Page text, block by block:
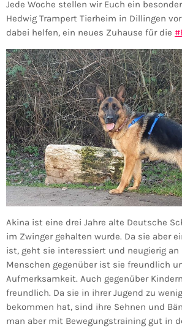
Jede Woche stellen wir Euch ein
Hedwig Trampert Tierheim in Dillingen
dabei helfen, ein neues Zuhause für die
Akina ist eine drei Jahre alte Deutsche
im Zwinger gehalten wurde. Da sie aber
ist, geht sie interessiert und neugierig an
Menschen gegenüber ist sie freundlich
Aufmerksamkeit. Auch gegenüber
freundlich. Da sie in ihrer Jugend zu
bekommen hat, sind ihre Sehnen und
man aber mit Bewegungstraining gut in